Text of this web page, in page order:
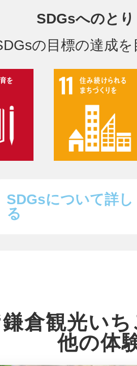
SDGsへのと
の目標の達成
SDGsについて詳し
る
鎌倉観光い
他の体
©︎ KAYAC Inc.All